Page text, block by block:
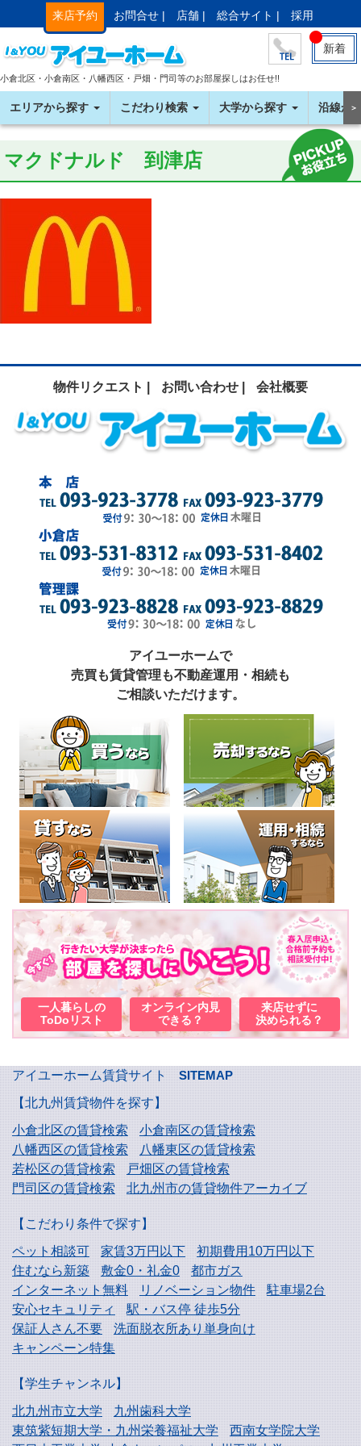
来店予約 お問合せ | 店舗 | 総合サイト | 採用
新着
小倉北区・小倉南区・八幡西区・戸畑・門司等のお部屋探しはお任せ!!
エリアから探す こだわり検索 大学から探す 沿線か＞
マクドナルド 到津店
物件リクエスト | お問い合わせ | 会社概要
アイユーホームで
売買も賃貸管理も不動産運用・相続も
ご相談いただけます。
一人暮らしの
ToDoリスト
オンライン内見
できる？
来店せずに
決められる？
アイユーホーム賃貸サイト
SITEMAP
【北九州賃貸物件を探す】
小倉北区の賃貸検索
小倉南区の賃貸検索
八幡西区の賃貸検索
八幡東区の賃貸検索
若松区の賃貸検索
戸畑区の賃貸検索
門司区の賃貸検索
北九州市の賃貸物件アーカイブ
【こだわり条件で探す】
ペット相談可
家賃3万円以下
初期費用10万円以下
住むなら新築
敷金0・礼金0
都市ガス
インターネット無料
リノベーション物件
駐車場2台
安心セキュリティ
駅・バス停 徒歩5分
保証人さん不要
洗面脱衣所あり単身向け
キャンペーン特集
【学生チャンネル】
北九州市立大学
九州歯科大学
東筑紫短期大学・九州栄養福祉大学
西南女学院大学